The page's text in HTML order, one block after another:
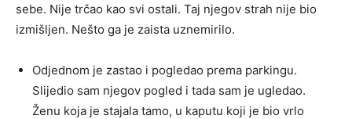
sebe. Nije trčao kao svi ostali. Taj njegov strah nije bio
izmišljen. Nešto ga je zaista uznemirilo.
Odjednom je zastao i pogledao prema parkingu.
Slijedio sam njegov pogled i tada sam je ugledao.
Ženu koja je stajala tamo, u kaputu koji je bio vrlo